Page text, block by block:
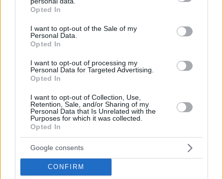
grant or deny consent to Google and its third-party tags to
use your data for below specified purposes in below Google
consent section.
Opted In
I want to opt-out of the Sale of my
Personal Data.
Opted In
I want to opt-out of processing my
Personal Data for Targeted Advertising.
Opted In
I want to opt-out of Collection, Use,
Retention, Sale, and/or Sharing of my
Personal Data that Is Unrelated with the
Purposes for which it was collected.
Opted In
Google consents
CONFIRM
Champions League: Με γκολ του Τζόλη στο 89' η Μπριζ
3-3 με Ατλέτικο, «τυφώνας» Μπόντο σάρωσε 3-1 την
Ο Τζόλης «ξεράνε» την Ατλέτικο στο 90’ για το επικό
3-3 της Μπριζ, ενώ η Μπόντο Γκλιμτ ταπείνωσε την
Ίντερ με 3-1
18.02.2026, 23:58